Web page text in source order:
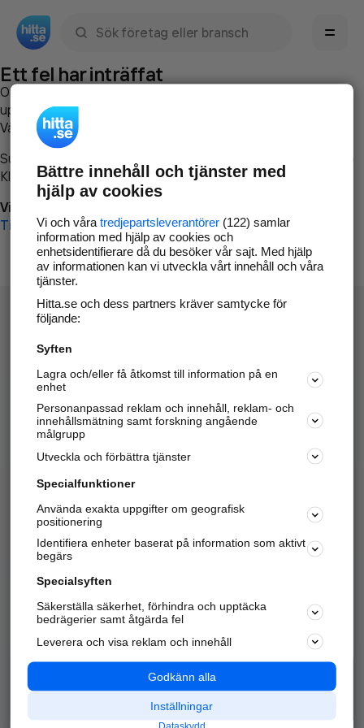
Ett fel har inträffat
Om du vill kan du
uppstod så att vi lättare och snabbare kan avhjälpa det.
Vänligen försök med följande:
Surfa till
Klicka påTillbaka-knappen i webbläsaren och försök igen
Vi beklagar besväret!
Till startsidan
Hitta.se - Gratis nummerupplysning.
Sök företag, personer och platser.
Hitta telefonnummer, adresser, företagsinfo mm.
Marknadsför företaget
Kom igång och annonsera mot
samarbetspartners nära dig.
Alla kategorier
Populära sökningar
API & Kartor
Annonsera
Integritet
Nödnummer
Bättre innehåll och tjänster med
hjälp av cookies
Vi och våra tredjepartsleverantörer(122) samlar
information med hjälp av cookies och
enhetsidentifierare då du besöker vår sajt. Med hjälp
av informationen kan vi utveckla vårt innehåll och våra
tjänster.
Hitta.se och dess partners kräver samtycke för
följande:
Syften
Lagra och/eller få åtkomst till information på en
enhet
Personanpassad reklam och innehåll, reklam- och
innehållsmätning samt forskning angående
målgrupp
Utveckla och förbättra tjänster
Specialfunktioner
Använda exakta uppgifter om geografisk
positionering
Identifiera enheter baserat på information som aktivt
begärs
Specialsyften
Säkerställa säkerhet, förhindra och upptäcka
bedrägerier samt åtgärda fel
Leverera och visa reklam och innehåll
Godkänn alla
Inställningar
Dataskydd